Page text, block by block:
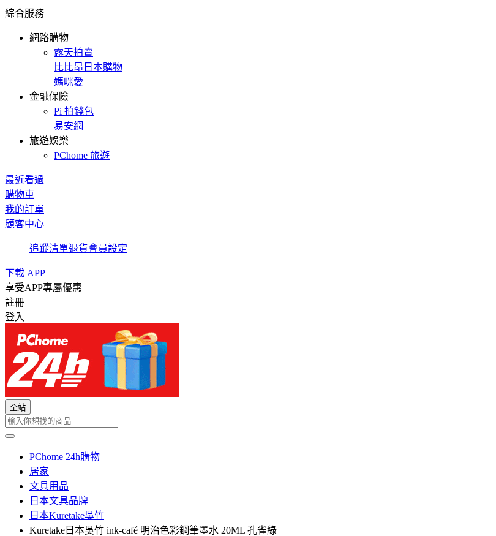
綜合服務
網路購物
露天拍賣
比比昂日本購物
媽咪愛
金融保險
Pi 拍錢包
易安網
旅遊娛樂
PChome 旅遊
最近看過
購物車
我的訂單
顧客中心
追蹤清單退貨會員設定
下載 APP
享受APP專屬優惠
註冊
登入
全站
PChome 24h購物
居家
文具用品
日本文具品牌
日本Kuretake吳竹
Kuretake日本吳竹 ink-café 明治色彩鋼筆墨水 20ML 孔雀綠